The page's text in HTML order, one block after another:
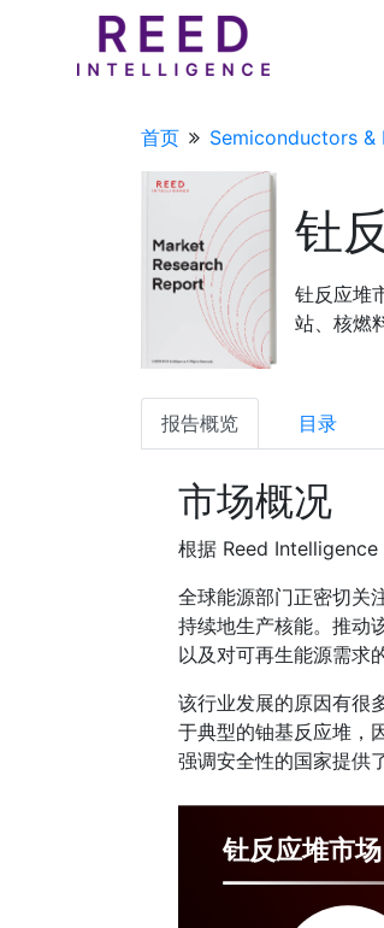
首页 Semiconductors &
钍
钍反应堆
站、核燃
报告概览 目录
市场概况
根据 Reed Intelligence
全球能源部门正密切关
持续地生产核能。推动
以及对可再生能源需求
该行业发展的原因有很
于典型的铀基反应堆，
强调安全性的国家提供
钍反应堆市场